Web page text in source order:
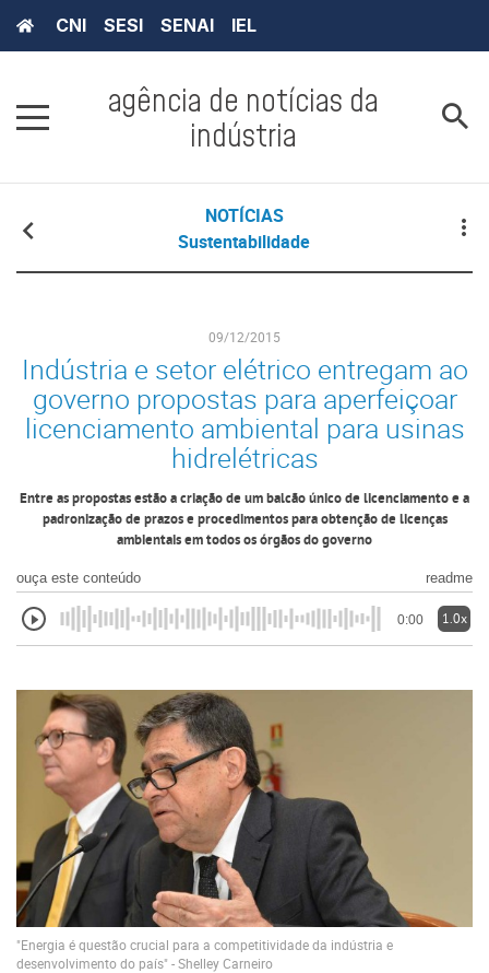
CNI SESI SENAI IEL
agência de notícias da
indústria
NOTÍCIAS
Sustentabilidade
09/12/2015
Indústria e setor elétrico entregam ao
governo propostas para aperfeiçoar
licenciamento ambiental para usinas
hidrelétricas
Entre as propostas estão a criação de um balcão único de licenciamento e a
padronização de prazos e procedimentos para obtenção de licenças
ambientais em todos os órgãos do governo
ouça este conteúdo readme
0:00 1.0x
"Energia é questão crucial para a competitividade da indústria e
desenvolvimento do país" - Shelley Carneiro